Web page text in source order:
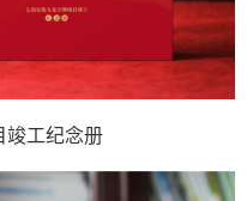
竣工纪念册